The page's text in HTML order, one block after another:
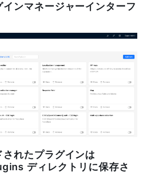
ンマネージャーインターフ
されたプラグインは
ディレクトリに保存さ